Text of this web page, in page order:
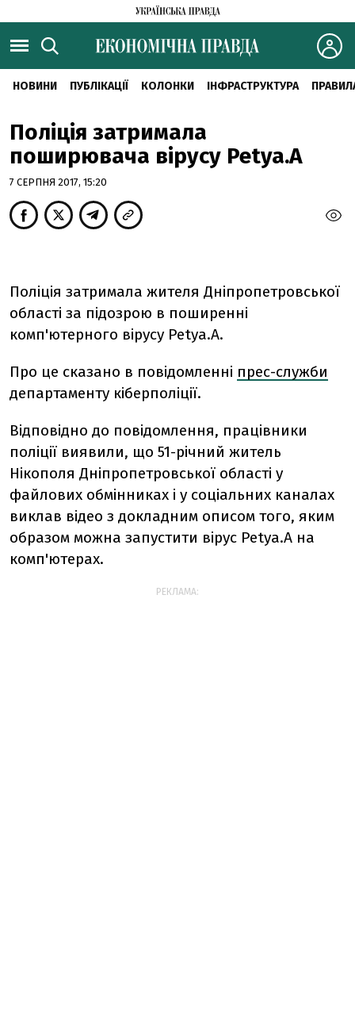
НОВИНИ ПУБЛІКАЦІЇ КОЛОНКИ ІНФРАСТРУКТУРА
Поліція затримала
поширювача вірусу Petya.A
7 СЕРПНЯ 2017, 15:20
Поліція затримала жителя Дніпропетровської
області за підозрою в поширенні
комп'ютерного вірусу Petya.A.
Про це сказано в повідомленні прес-служби
департаменту кіберполіції.
Відповідно до повідомлення, працівники
поліції виявили, що 51-річний житель
Нікополя Дніпропетровської області у
файлових обмінниках і у соціальних каналах
виклав відео з докладним описом того, яким
образом можна запустити вірус Petya.A на
комп'ютерах.
РЕКЛАМА: